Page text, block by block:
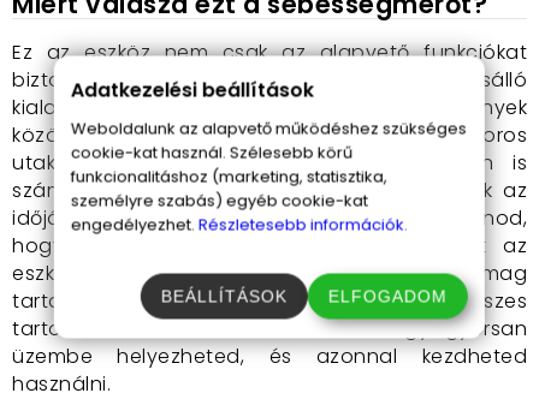
Ez az eszköz nem csak az alapvető funkciókat
biztosítja, hanem praktikus, időjárásálló
kialakításának köszönhetően minden körülmények
között megbízhatóan működik. Esőben, poros
utakon, vagy akár kisebb ütődések esetén is
számíthatsz rá. A rugalmas ház alkalmazkodik az
időjárási viszonyokhoz, így nem kell attól tartanod,
hogy egy vihar miatt tönkremegy. Emellett az
eszköz könnyen felszerelhető, és a csomag
tartalmazza a működéshez szükséges összes
tartozékot, beleértve az elemet is. Így gyorsan
üzembe helyezheted, és azonnal kezdheted
használni.
Adatkezelési beállítások
Weboldalunk az alapvető működéshez szükséges
cookie-kat használ. Szélesebb körű
funkcionalitáshoz (marketing, statisztika,
személyre szabás) egyéb cookie-kat
engedélyezhet. Részletesebb információk.
BEÁLLÍTÁSOK ELFOGADOM